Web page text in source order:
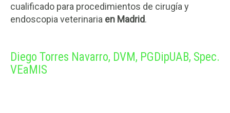
cualificado para procedimientos de cirugía y
endoscopia veterinaria en Madrid.
Diego Torres Navarro, DVM, PGDipUAB, Spec.
VEaMIS